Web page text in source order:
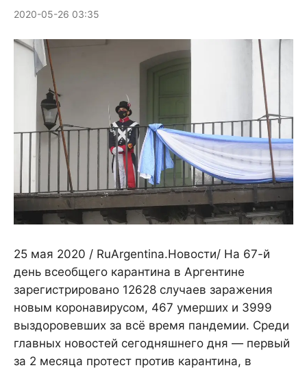
2020-05-26 03:35
25 мая 2020 / RuArgentina.Новости/ На 67-й
день всеобщего карантина в Аргентине
зарегистрировано 12628 случаев заражения
новым коронавирусом, 467 умерших и 3999
выздоровевших за всё время пандемии. Среди
главных новостей сегодняшнего дня — первый
за 2 месяца протест против карантина, в